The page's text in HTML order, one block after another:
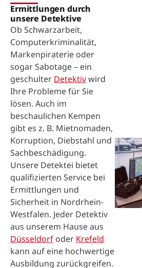
Ermittlungen durch
unsere Detektive
Ob Schwarzarbeit,
Computerkriminalität,
Markenpiraterie oder
sogar Sabotage – ein
geschulter Detektivwird
Ihre Probleme für Sie
lösen. Auch im
beschaulichen Kempen
gibt es z. B. Mietnomaden,
Korruption, Diebstahl und
Sachbeschädigung.
Unsere Detektei bietet
qualifizierten Service bei
Ermittlungen und
Sicherheit in Nordrhein-
Westfalen. Jeder Detektiv
aus unserem Hause aus
Düsseldorf oder Krefeld
kann auf eine hochwertige
Ausbildung zurückgreifen.